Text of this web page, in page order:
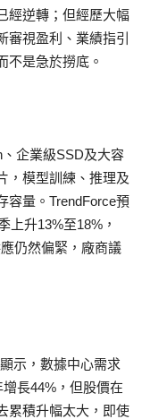
經逆轉；但經歷大幅
審視盈利、業績指引
不是急於撈底。
企業級SSD及大容
，模型訓練、推理及
容量。TrendForce預
上升13%至18%，
仍然偏緊，廠商議
示，數據中心需求
長44%，但股價在
累積升幅太大，即使